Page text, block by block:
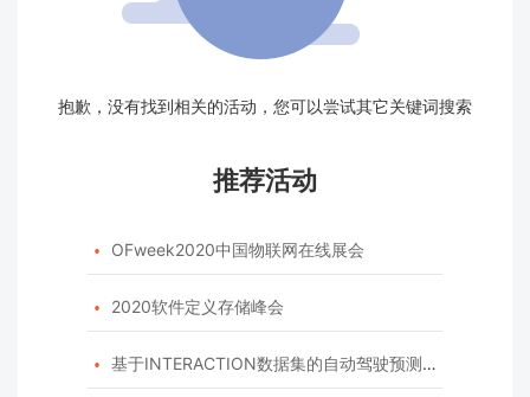
抱歉，没有找到相关的活动，您可以尝试其它关键词搜索
推荐活动
 OFweek2020中国物联网在线展会
 2020软件定义存储峰会
 基于INTERACTION数据集的自动驾驶预测模型挑战赛